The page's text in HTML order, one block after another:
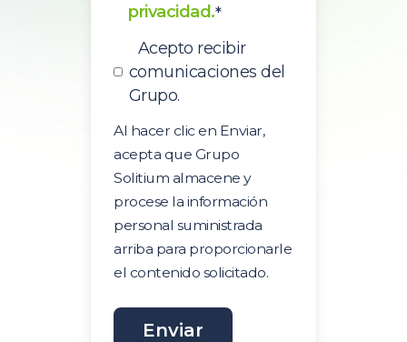
privacidad.*
Acepto recibir
comunicaciones del
Grupo.
Al hacer clic en Enviar,
acepta que Grupo
Solitium almacene y
procese la información
personal suministrada
arriba para proporcionarle
el contenido solicitado.